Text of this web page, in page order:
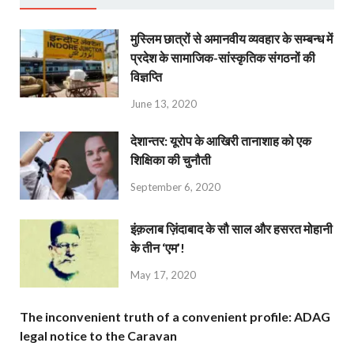
मुस्लिम छात्रों से अमानवीय व्यवहार के सम्बन्ध में
प्रदेश के सामाजिक-सांस्कृतिक संगठनों की
विज्ञप्ति
June 13, 2020
देशान्‍तर: यूरोप के आखिरी तानाशाह को एक
शिक्षिका की चुनौती
September 6, 2020
इंक़लाब ज़िंदाबाद के सौ साल और हसरत मोहानी
के तीन ‘एम’!
May 17, 2020
The inconvenient truth of a convenient profile: ADAG
legal notice to the Caravan